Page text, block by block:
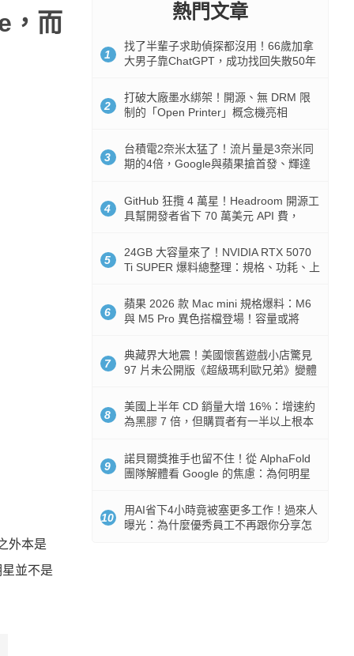
，而
外本是
並不是
熱門文章
1
找了半輩子求助偵探都沒用！66歲加拿
大男子靠ChatGPT，成功找回失散50年
2
打破大廠墨水綁架！開源、無 DRM 限
制的「Open Printer」概念機亮相
3
台積電2奈米太猛了！流片量是3奈米同
期的4倍，Google與蘋果搶首發、輝達
4
GitHub 狂攬 4 萬星！Headroom 開源工
具幫開發者省下 70 萬美元 API 費，
5
24GB 大容量來了！NVIDIA RTX 5070
Ti SUPER 爆料總整理：規格、功耗、上
6
蘋果 2026 款 Mac mini 規格爆料：M6
與 M5 Pro 異色搭檔登場！容量或將
7
典藏界大地震！美國懷舊遊戲小店驚見
97 片未公開版《超級瑪利歐兄弟》變體
8
美國上半年 CD 銷量大增 16%：增速約
為黑膠 7 倍，但購買者有一半以上根本
9
諾貝爾獎推手也留不住！從 AlphaFold
團隊解體看 Google 的焦慮：為何明星
10
用AI省下4小時竟被塞更多工作！過來人
曝光：為什麼優秀員工不再跟你分享怎